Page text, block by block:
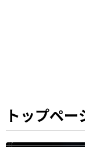
トップペー